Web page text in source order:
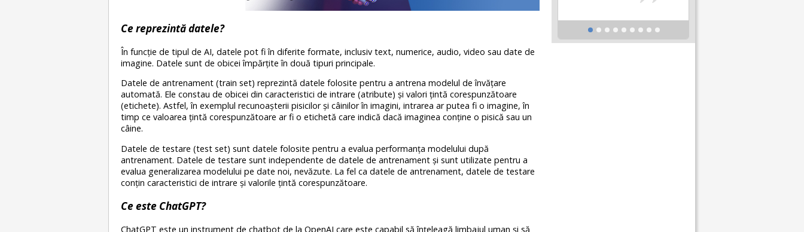
Ce reprezintă datele?
În funcție de tipul de AI, datele pot fi în diferite formate, inclusiv text, numerice, audio, video sau date de
imagine. Datele sunt de obicei împărțite în două tipuri principale.
Datele de antrenament (train set) reprezintă datele folosite pentru a antrena modelul de învățare
automată. Ele constau de obicei din caracteristici de intrare (atribute) și valori țintă corespunzătoare
(etichete). Astfel, în exemplul recunoașterii pisicilor și câinilor în imagini, intrarea ar putea fi o imagine, în
timp ce valoarea țintă corespunzătoare ar fi o etichetă care indică dacă imaginea conține o pisică sau un
câine.
Datele de testare (test set) sunt datele folosite pentru a evalua performanța modelului după
antrenament. Datele de testare sunt independente de datele de antrenament și sunt utilizate pentru a
evalua generalizarea modelului pe date noi, nevăzute. La fel ca datele de antrenament, datele de testare
conțin caracteristici de intrare și valorile țintă corespunzătoare.
Ce este ChatGPT?
ChatGPT este un instrument de chatbot de la OpenAI care este capabil să înțeleagă limbajul uman și să